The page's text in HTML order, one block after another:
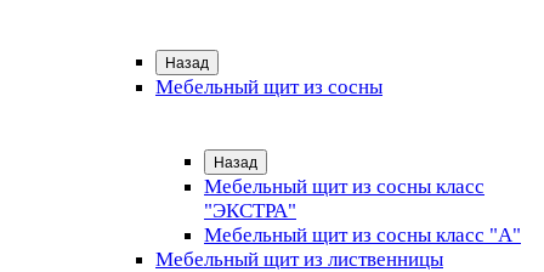
Назад
Мебельный щит из сосны
Назад
Мебельный щит из сосны класс
"ЭКСТРА"
Мебельный щит из сосны класс "А"
Мебельный щит из лиственницы